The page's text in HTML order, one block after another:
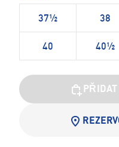
37½ 38
40 40½